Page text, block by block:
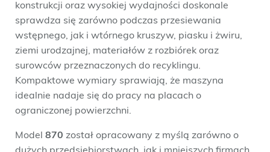
konstrukcji oraz wysokiej wydajności doskonale
sprawdza się zarówno podczas przesiewania
wstępnego, jak i wtórnego kruszyw, piasku i żwiru,
ziemi urodzajnej, materiałów z rozbiórek oraz
surowców przeznaczonych do recyklingu.
Kompaktowe wymiary sprawiają, że maszyna
idealnie nadaje się do pracy na placach o
ograniczonej powierzchni.
Model 870 został opracowany z myślą zarówno o